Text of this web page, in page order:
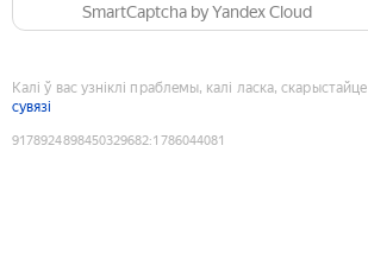
SmartCaptcha by Yandex Cloud
Калі ў вас узніклі праблемы, калі ласка, скарыстайце
сувязі
9178924898450329682:1786044081